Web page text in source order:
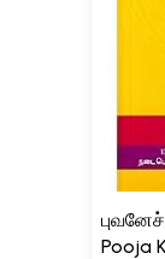
Pooja